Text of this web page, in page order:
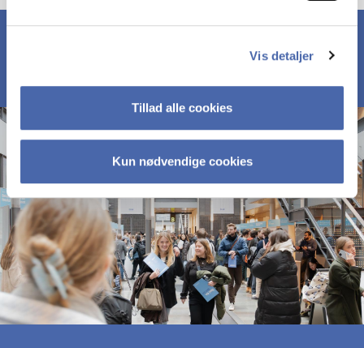
Vis detaljer
Tillad alle cookies
Kun nødvendige cookies